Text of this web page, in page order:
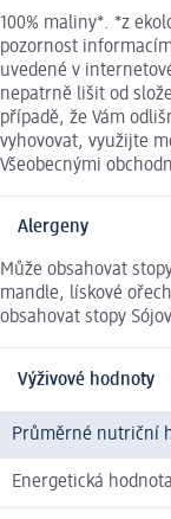
100% maliny*. *z
pozornost
uvedené v
nepatrně lišit od
případě, že Vám
vyhovovat, využijte
Všeobecnými
Alergeny
Může obsahovat
mandle, lískové
obsahovat stopy
Výživové hodnoty
Průměrné nutriční
Energetická hodnota